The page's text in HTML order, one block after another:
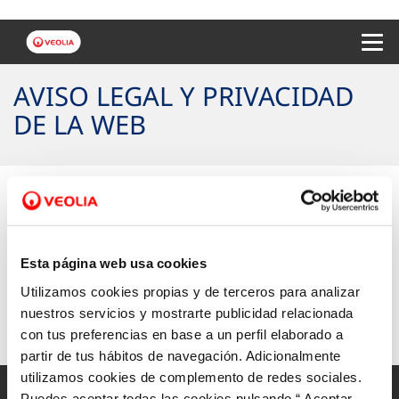
Esta página web usa cookies
Utilizamos cookies propias y de terceros para analizar
nuestros servicios y mostrarte publicidad relacionada
con tus preferencias en base a un perfil elaborado a
partir de tus hábitos de navegación. Adicionalmente
utilizamos cookies de complemento de redes sociales.
AVISO LEGAL Y PRIVACIDAD
DE LA WEB
Política de privacidad de la web